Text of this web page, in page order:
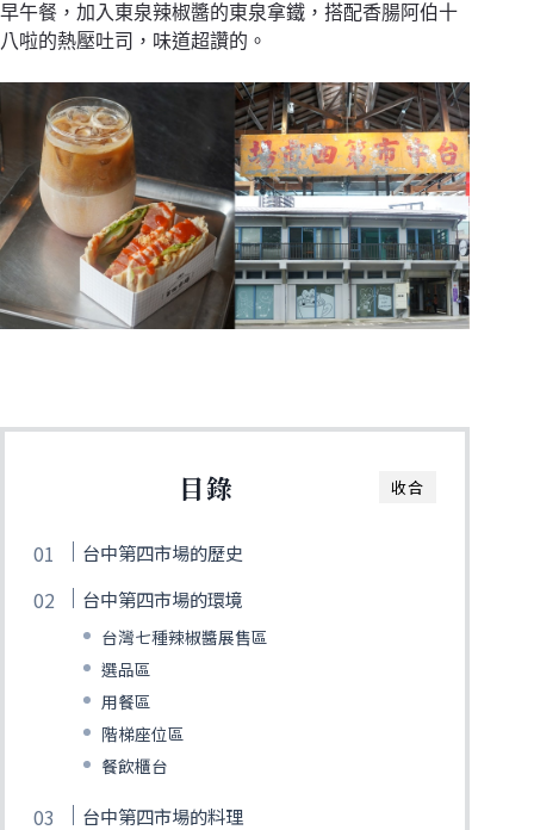
早午餐，加入東泉辣椒醬的東泉拿鐵，搭配香腸阿伯十
八啦的熱壓吐司，味道超讚的。
收合
目錄
台中第四市場的歷史
台中第四市場的環境
台灣七種辣椒醬展售區
選品區
用餐區
階梯座位區
餐飲櫃台
台中第四市場的料理